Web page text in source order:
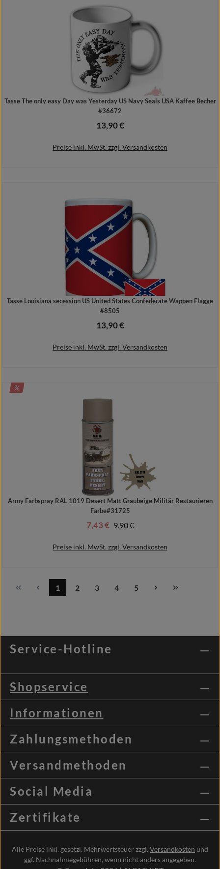
Tasse The only easy Day was Yesterday US Navy Seals USA Kaffee Becher
#36672
Regulärer Preis:
13,90 €
Preise inkl. MwSt. zzgl. Versandkosten
Tasse Louisiana secession US United States Confederate Wappen Flagge
#8505
Regulärer Preis:
13,90 €
Preise inkl. MwSt. zzgl. Versandkosten
In den Warenkorb
RABATT
%
Army Farbspray RAL 1019 Desert Matt Graubeige Militär Restaurieren
Farbe#31725
Verkaufspreis:
7,43 € Regulärer Preis:
9,90 €
Preise inkl. MwSt. zzgl. Versandkosten
Seite
1
Seite
2
Seite
3
Seite
4
Seite
5
Service-Hotline
Shopservice
Informationen
Zahlungsmethoden
Versandmethoden
Social Media
Zertifikate
Alle Preise inkl. gesetzl. Mehrwertsteuer zzgl. Versandkosten und
ggf. Nachnahmegebühren, wenn nicht anders angegeben.